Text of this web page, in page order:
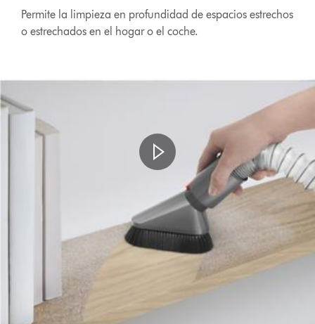
Permite la limpieza en profundidad de espacios estrechos
o estrechados en el hogar o el coche.